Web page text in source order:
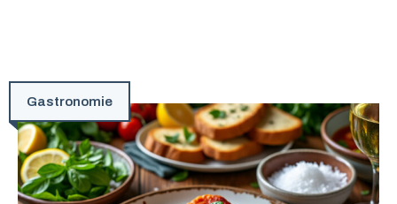
Gastronomie